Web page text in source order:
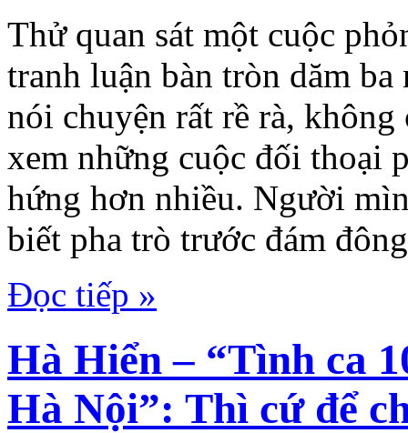
Thử quan sát một cuộc
tranh luận bàn tròn dăm
nói chuyện rất rề rà,
xem những cuộc đối thoại
hứng hơn nhiều. Người
biết pha trò trước đám
Đọc tiếp »
Hà Hiển – “Tình ca
Hà Nội”: Thì cứ để